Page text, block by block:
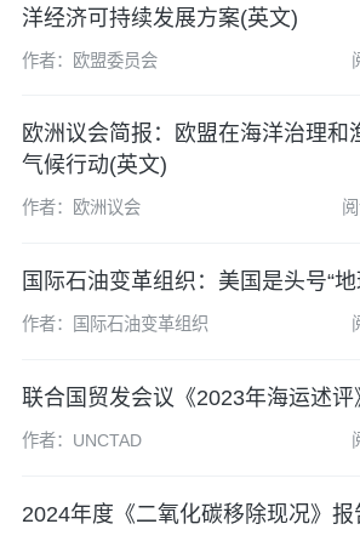
洋经济可持续发展方案(英文)
作者：欧盟委员会
欧洲议会简报：欧盟在海洋治理和
气候行动(英文)
作者：欧洲议会
国际石油变革组织：美国是头号“
作者：国际石油变革组织
联合国贸发会议《2023年海运述评
作者：UNCTAD
2024年度《二氧化碳移除现况》报